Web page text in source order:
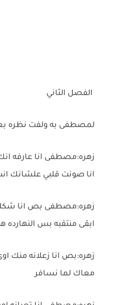
الفصل الثاني
لمصطفى به ولفت نظره
زهره:مصطفى انا عارفه
انا صونت قلبي علشانك
زهره:مصطفى بص انا شكلي
ابقى منتقبه بس النهارده
زهره:بص انا زعلانه منك
معاك لما نسافر